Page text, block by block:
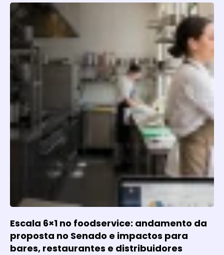
Escala 6×1 no foodservice: andamento da
proposta no Senado e impactos para
bares, restaurantes e distribuidores